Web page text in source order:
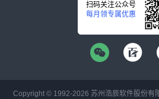
扫码关注公众号
每月领专属优惠
Copyright © 1992-2026 苏州浩辰软件股份有